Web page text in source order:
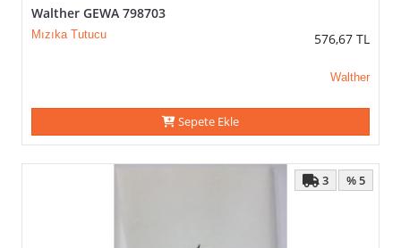
Walther GEWA 798703
Mızıka Tutucu 576,67 TL
Walther
Sepete Ekle
% 5
3